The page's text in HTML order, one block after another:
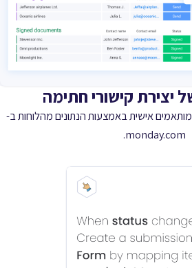
יצירת קישורי חתימה
מותאמים אישית באמצעות הנתונים מהלוחות ב-
monday.com.